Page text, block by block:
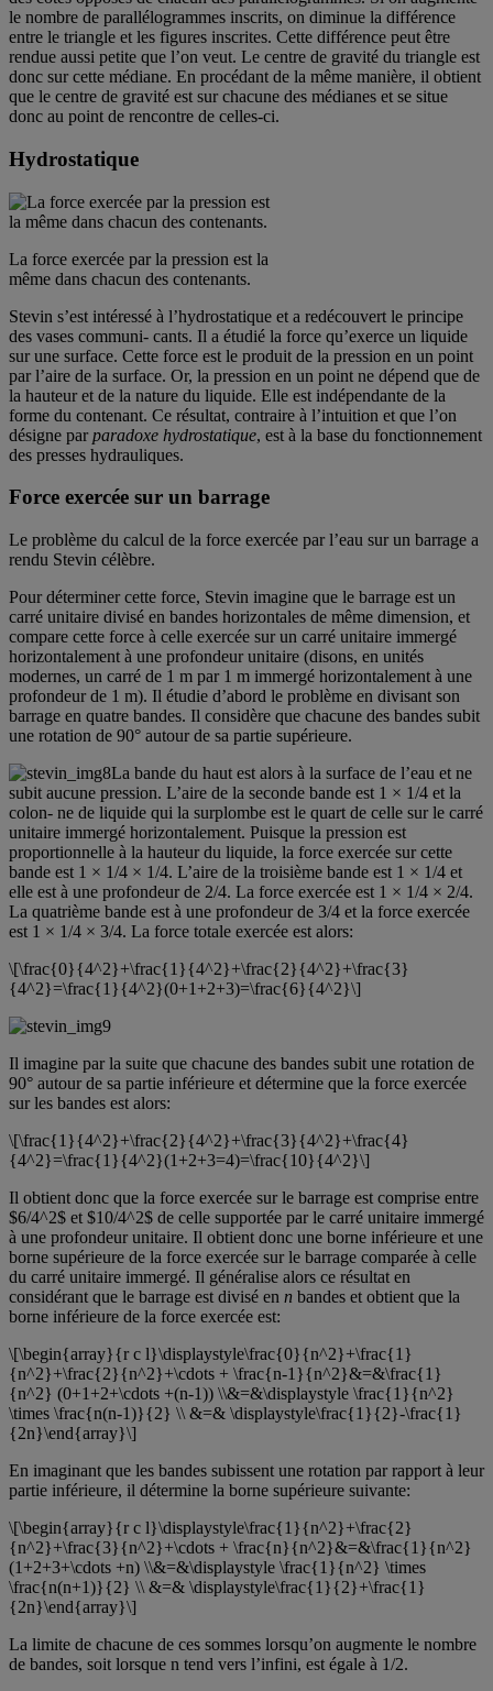
le nombre de parallélogrammes inscrits, on diminue la différence
entre le triangle et les figures inscrites. Cette différence peut être
rendue aussi petite que l’on veut. Le centre de gravité du triangle est
donc sur cette médiane. En procédant de la même manière, il obtient
que le centre de gravité est sur chacune des médianes et se situe
donc au point de rencontre de celles-ci.
Hydrostatique
La force exercée par la pression est la
même dans chacun des contenants.
Stevin s’est intéressé à l’hydrostatique et a redécouvert le principe
des vases communi- cants. Il a étudié la force qu’exerce un liquide
sur une surface. Cette force est le produit de la pression en un point
par l’aire de la surface. Or, la pression en un point ne dépend que de
la hauteur et de la nature du liquide. Elle est indépendante de la
forme du contenant. Ce résultat, contraire à l’intuition et que l’on
désigne parparadoxe hydrostatique, est à la base du fonctionnement
des presses hydrauliques.
Force exercée sur un barrage
Le problème du calcul de la force exercée par l’eau sur un barrage a
rendu Stevin célèbre.
Pour déterminer cette force, Stevin imagine que le barrage est un
carré unitaire divisé en bandes horizontales de même dimension, et
compare cette force à celle exercée sur un carré unitaire immergé
horizontalement à une profondeur unitaire (disons, en unités
modernes, un carré de 1 m par 1 m immergé horizontalement à une
profondeur de 1 m). Il étudie d’abord le problème en divisant son
barrage en quatre bandes. Il considère que chacune des bandes subit
une rotation de 90° autour de sa partie supérieure.
La bande du haut est alors à la surface de l’eau et ne
subit aucune pression. L’aire de la seconde bande est 1 × 1/4 et la
colon- ne de liquide qui la surplombe est le quart de celle sur le carré
unitaire immergé horizontalement. Puisque la pression est
proportionnelle à la hauteur du liquide, la force exercée sur cette
bande est 1 × 1/4 × 1/4. L’aire de la troisième bande est 1 × 1/4 et
elle est à une profondeur de 2/4. La force exercée est 1 × 1/4 × 2/4.
La quatrième bande est à une profondeur de 3/4 et la force exercée
est 1 × 1/4 × 3/4. La force totale exercée est alors:
\[\frac{0}{4^2}+\frac{1}{4^2}+\frac{2}{4^2}+\frac{3}
{4^2}=\frac{1}{4^2}(0+1+2+3)=\frac{6}{4^2}\]
Il imagine par la suite que chacune des bandes subit une rotation de
90° autour de sa partie inférieure et détermine que la force exercée
sur les bandes est alors:
\[\frac{1}{4^2}+\frac{2}{4^2}+\frac{3}{4^2}+\frac{4}
{4^2}=\frac{1}{4^2}(1+2+3=4)=\frac{10}{4^2}\]
Il obtient donc que la force exercée sur le barrage est comprise entre
$6/4^2$ et $10/4^2$ de celle supportée par le carré unitaire immergé
à une profondeur unitaire. Il obtient donc une borne inférieure et une
borne supérieure de la force exercée sur le barrage comparée à celle
du carré unitaire immergé. Il généralise alors ce résultat en
considérant que le barrage est divisé en n bandes et obtient que la
borne inférieure de la force exercée est:
\[\begin{array}{r c l}\displaystyle\frac{0}{n^2}+\frac{1}
{n^2}+\frac{2}{n^2}+\cdots + \frac{n-1}{n^2}&=&\frac{1}
{n^2} (0+1+2+\cdots +(n-1)) \\&=&\displaystyle \frac{1}{n^2}
\times \frac{n(n-1)}{2} \\ &=& \displaystyle\frac{1}{2}-\frac{1}
{2n}\end{array}\]
En imaginant que les bandes subissent une rotation par rapport à leur
partie inférieure, il détermine la borne supérieure suivante:
\[\begin{array}{r c l}\displaystyle\frac{1}{n^2}+\frac{2}
{n^2}+\frac{3}{n^2}+\cdots + \frac{n}{n^2}&=&\frac{1}{n^2}
(1+2+3+\cdots +n) \\&=&\displaystyle \frac{1}{n^2} \times
\frac{n(n+1)}{2} \\ &=& \displaystyle\frac{1}{2}+\frac{1}
{2n}\end{array}\]
La limite de chacune de ces sommes lorsqu’on augmente le nombre
de bandes, soit lorsque n tend vers l’infini, est égale à 1/2.